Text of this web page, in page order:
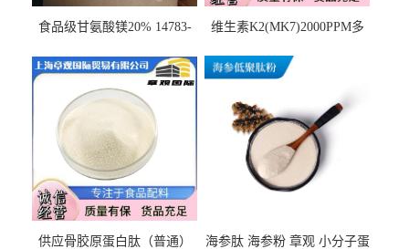
食品级甘氨酸镁20% 14783-
饮料 20%
维生素K2(MK7)2000PPM多
应
供应骨胶原蛋白肽（普通）
海参肽 海参粉 章观 小分子蛋